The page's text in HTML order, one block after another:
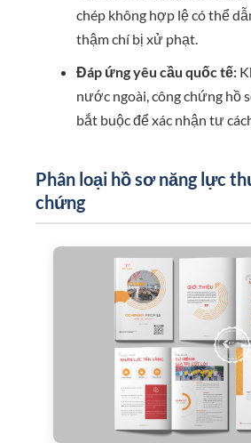
chép không hợp lệ có thể
thậm chí bị xử phạt.
Đáp ứng yêu cầu quốc tế:
nước ngoài, công chứng hồ
bắt buộc để xác nhận tư
Phân loại hồ sơ năng lực
chứng